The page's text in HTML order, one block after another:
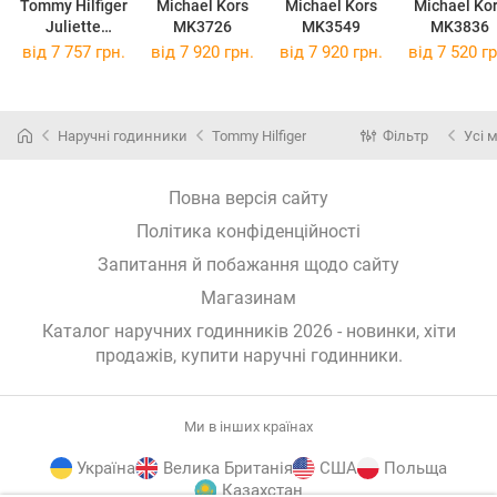
Tommy Hilfiger
Juliette
1782643
Michael Kors
MK3726
Michael Kors
MK3549
Michael
MK3836
від 7 757 грн. від 7 920 грн. від 7 920 грн. від 7 520
Наручні годинники Tommy Hilfiger Фільтр Усі
Повна версія сайту
Політика конфіденційності
Запитання й побажання щодо сайту
Магазинам
Каталог наручних годинників 2026 - новинки, хіти
продажів, купити наручні годинники.
Ми в інших країнах
Україна Велика Британія США
Польща
Казахстан